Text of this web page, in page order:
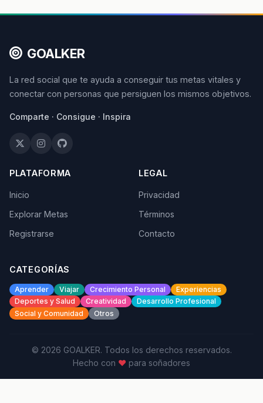
GOALKER
La red social que te ayuda a conseguir tus metas vitales y
conectar con personas que persiguen los mismos objetivos.
Comparte · Consigue · Inspira
PLATAFORMA
Inicio
Explorar Metas
Registrarse
LEGAL
Privacidad
Términos
Contacto
CATEGORÍAS
Aprender Viajar Crecimiento Personal
Experiencias
Deportes y Salud
Creatividad
Desarrollo Profesional
Social y Comunidad
Otros
© 2026 GOALKER. Todos los derechos reservados.
Hecho con ♥ para soñadores